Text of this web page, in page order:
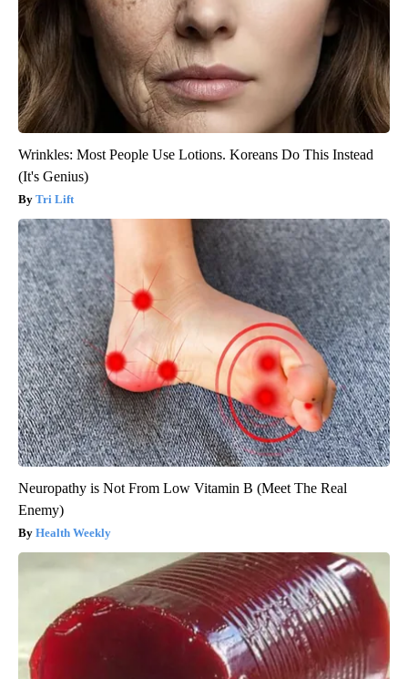
Wrinkles: Most People Use Lotions. Koreans Do This Instead
(It's Genius)
Tri Lift
Neuropathy is Not From Low Vitamin B (Meet The Real
Enemy)
Health Weekly